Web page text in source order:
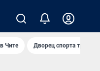
Чите Дворец спорта